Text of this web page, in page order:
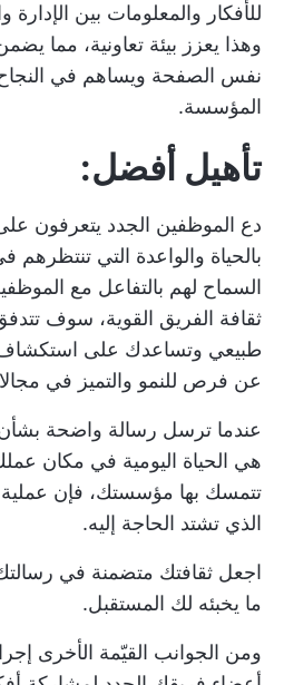
للأفكار والمعلومات بين الإدارة
وهذا يعزز بيئة تعاونية، مما
نفس الصفحة ويساهم في
المؤسسة.
تأهيل أفضل:
دع الموظفين الجدد يتعرفون
بالحياة والواعدة التي
السماح لهم بالتفاعل مع
ثقافة الفريق القوية، سوف
طبيعي وتساعدك على استكشاف
عن فرص للنمو والتميز في
عندما ترسل رسالة واضحة
هي الحياة اليومية في مكان
تتمسك بها مؤسستك، فإن
الذي تشتد الحاجة إليه.
اجعل ثقافتك متضمنة في
ما يخبئه لك المستقبل.
ومن الجوانب القيّمة الأخرى